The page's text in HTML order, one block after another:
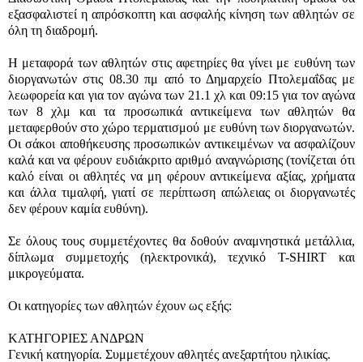
εξασφαλιστεί η απρόσκοπτη και ασφαλής κίνηση των αθλητών σε
όλη τη διαδρομή.
Η μεταφορά των αθλητών στις αφετηρίες θα γίνει με ευθύνη των
διοργανωτών στις 08.30 πμ από το Δημαρχείο Πτολεμαΐδας με
λεωφορεία και για τον αγώνα των 21.1 χλ και 09:15 για τον αγώνα
των 8 χλμ και τα προσωπικά αντικείμενα των αθλητών θα
μεταφερθούν στο χώρο τερματισμού με ευθύνη των διοργανωτών.
Οι σάκοι αποθήκευσης προσωπικών αντικειμένων να ασφαλίζουν
καλά και να φέρουν ευδιάκριτο αριθμό αναγνώρισης (τονίζεται ότι
καλό είναι οι αθλητές να μη φέρουν αντικείμενα αξίας, χρήματα
και άλλα τιμαλφή, γιατί σε περίπτωση απώλειας οι διοργανωτές
δεν φέρουν καμία ευθύνη).
Σε όλους τους συμμετέχοντες θα δοθούν αναμνηστικά μετάλλια,
δίπλωμα συμμετοχής (ηλεκτρονικά), τεχνικό T-SHIRT και
μικρογεύματα.
Οι κατηγορίες των αθλητών έχουν ως εξής:
ΚΑΤΗΓΟΡΙΕΣ ΑΝΔΡΩΝ
Γενική κατηγορία. Συμμετέχουν αθλητές ανεξαρτήτου ηλικίας.